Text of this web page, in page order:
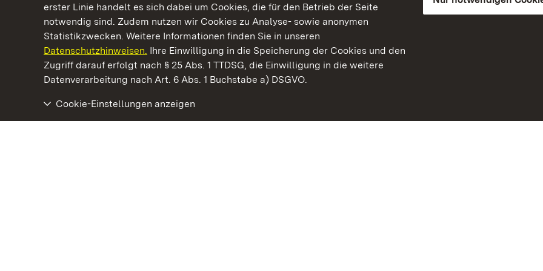
erster Linie handelt es sich dabei um Cookies, die für den Betrieb der Seite
notwendig sind. Zudem nutzen wir Cookies zu Analyse- sowie anonymen
Statistikzwecken. Weitere Informationen finden Sie in unseren
Datenschutzhinweisen. Ihre Einwilligung in die Speicherung der Cookies und den
Zugriff darauf erfolgt nach § 25 Abs. 1 TTDSG, die Einwilligung in die weitere
Datenverarbeitung nach Art. 6 Abs. 1 Buchstabe a) DSGVO.
Cookie-Einstellungen anzeigen
Kommen. Staunen. Genießen.